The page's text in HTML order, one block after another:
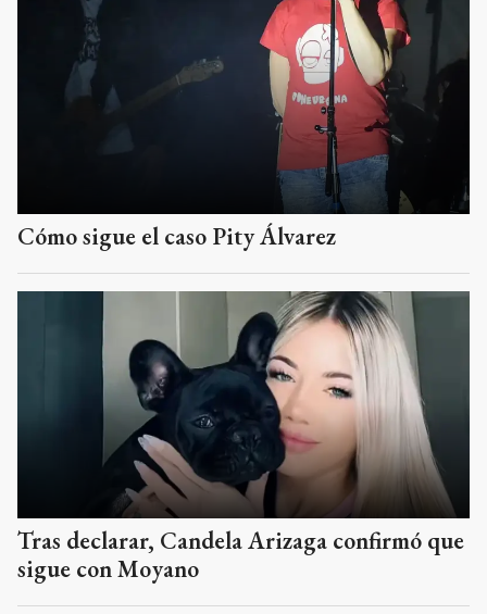
Cómo sigue el caso Pity Álvarez
Tras declarar, Candela Arizaga confirmó que
sigue con Moyano